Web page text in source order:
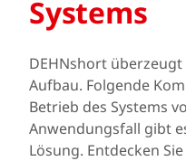
Systems
DEHNshort
Aufbau. Folgende
Betrieb des Systems
Anwendungsfall gibt
Lösung. Entdecken